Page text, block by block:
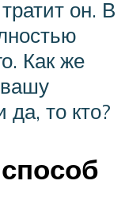
он. В
Как же
да, то кто?